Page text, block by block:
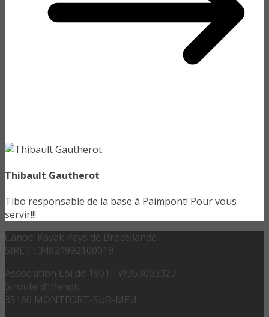
Thibault Gautherot
Tibo responsable de la base à Paimpont! Pour vous
servir!!!
Canoë-Kayak Pays de Brocéliande
SIRET : 34824992100019
Association Loi de 1901 - W353003327
5 route d’Iffendic
35160 MONTFORT-SUR-MEU